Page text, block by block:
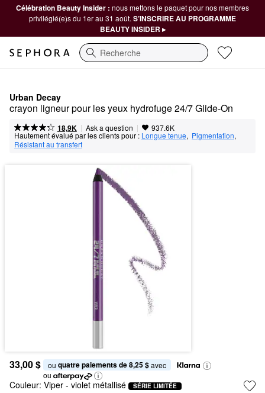
Célébration Beauty Insider : nous mettons le paquet pour nos membres
privilégié(e)s du 1er au 31 août. S’INSCRIRE AU PROGRAMME
BEAUTY INSIDER ▸
Recherche
Urban Decay
crayon ligneur pour les yeux hydrofuge 24/7 Glide-On
18,9K | Ask a question | 937.6K
Hautement évalué par les clients pour : Longue tenue, Pigmentation,
Résistant au transfert
33,00 $ ou quatre paiements de 8,25 $ avec
ou
Couleur: Viper - violet métallisé SÉRIE LIMITÉE